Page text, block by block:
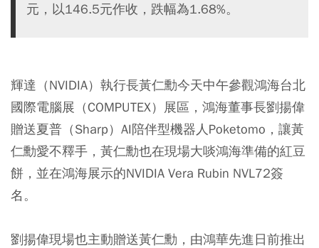
元，以146.5元作收，跌幅為1.68%。
輝達（NVIDIA）執行長黃仁勳今天中午參觀鴻海台北
國際電腦展（COMPUTEX）展區，鴻海董事長劉揚偉
贈送夏普（Sharp）AI陪伴型機器人Poketomo，讓黃
仁勳愛不釋手，黃仁勳也在現場大啖鴻海準備的紅豆
餅，並在鴻海展示的NVIDIA Vera Rubin NVL72簽
名。
劉揚偉現場也主動贈送黃仁勳，由鴻華先進日前推出